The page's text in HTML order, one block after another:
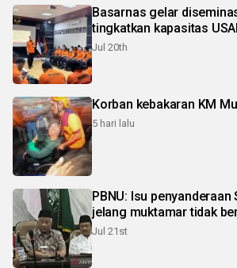
Basarnas gelar
tingkatkan kapasitas
Jul 20th
Korban kebakaran KM
5 hari lalu
PBNU: Isu penyanderaan
jelang muktamar tidak
Jul 21st